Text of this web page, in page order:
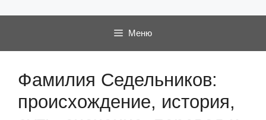
Меню
Фамилия Седельников:
происхождение, история,